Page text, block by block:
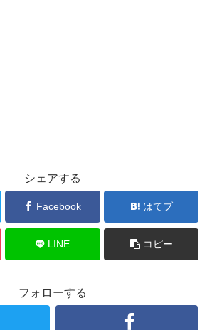
シェアする
Facebook はてブ
LINE コピー
フォローする